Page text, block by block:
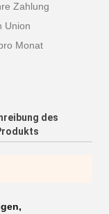
Zahlung
Union
Monat
des
,